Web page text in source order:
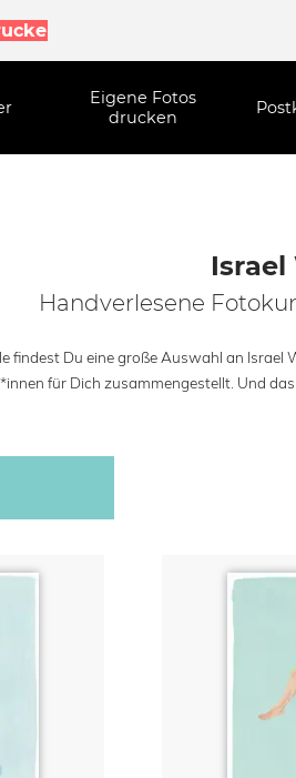
Eigene Fotos
drucken
Handverlesene
findest Du eine große Auswahl an Israel
für Dich zusammengestellt. Und